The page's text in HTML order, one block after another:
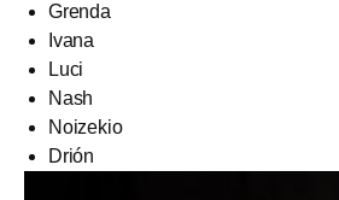
Grenda
Ivana
Luci
Nash
Noizekio
Drión